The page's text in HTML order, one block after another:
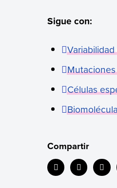
Sigue con:
Células
Compartir